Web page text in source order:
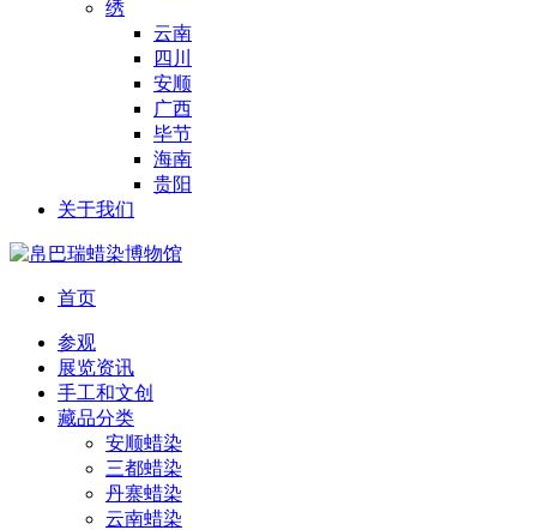
绣
云南
四川
安顺
广西
毕节
海南
贵阳
关于我们
首页
参观
展览资讯
手工和文创
藏品分类
安顺蜡染
三都蜡染
丹寨蜡染
云南蜡染